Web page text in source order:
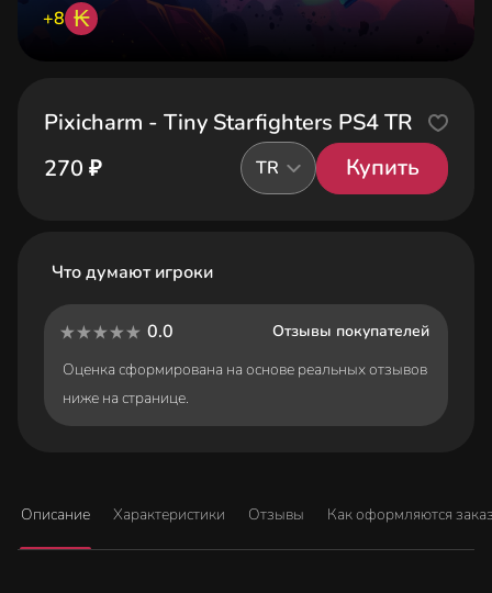
+8 ₭
Pixicharm - Tiny Starfighters PS4 TR
270 ₽
TR Купить
Что думают игроки
0.0
Отзывы покупателей
Оценка сформирована на основе реальных отзывов
ниже на странице.
Описание Характеристики Отзывы Как оформляются